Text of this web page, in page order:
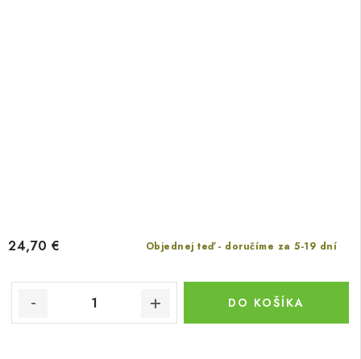
Objednej teď - doručíme za 5-19 dní
24,70 €
DO KOŠÍKA